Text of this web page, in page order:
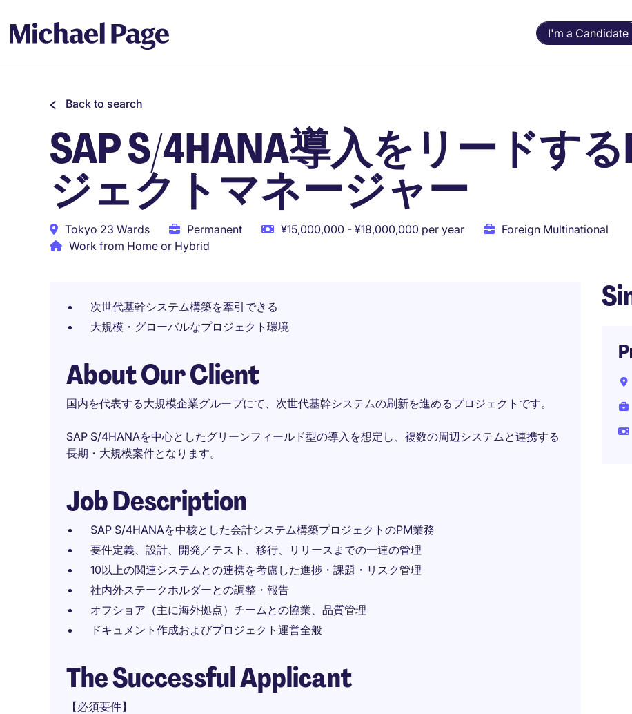
I'm a Candidate
Back to search
SAP S/4HANA導入をリードす
ジェクトマネージャー
Tokyo 23 Wards Permanent ¥15,000,000 - ¥18,000,000 per year
Foreign Multinational
Work from Home or Hybrid
次世代基幹システム構築を牽引できる
大規模・グローバルなプロジェクト環境
About Our Client
国内を代表する大規模企業グループにて、次世代基幹システムの刷新を進めるプロジェクトです。
SAP S/4HANAを中心としたグリーンフィールド型の導入を想定し、複数の周辺システムと連携する
長期・大規模案件となります。
Job Description
SAP S/4HANAを中核とした会計システム構築プロジェクトのPM業務
要件定義、設計、開発／テスト、移行、リリースまでの一連の管理
10以上の関連システムとの連携を考慮した進捗・課題・リスク管理
社内外ステークホルダーとの調整・報告
オフショア（主に海外拠点）チームとの協業、品質管理
ドキュメント作成およびプロジェクト運営全般
The Successful Applicant
【必須要件】